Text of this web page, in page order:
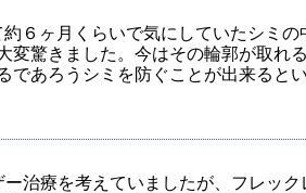
６ヶ月くらいで気にしていたシミ
驚きました。今はその輪郭が取れ
であろうシミを防ぐことが出来ると
治療を考えていましたが、フレッ